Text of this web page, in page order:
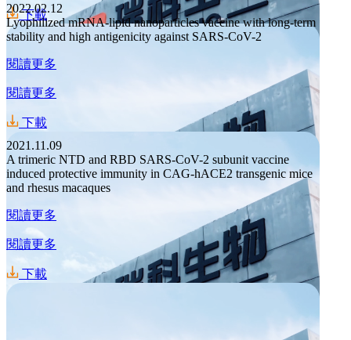
下載
2022.02.12
Lyophilized mRNA-lipid nanoparticles vaccine with long-term
stability and high antigenicity against SARS-CoV-2
閱讀更多
閱讀更多
下載
2021.11.09
A trimeric NTD and RBD SARS-CoV-2 subunit vaccine
induced protective immunity in CAG-hACE2 transgenic mice
and rhesus macaques
閱讀更多
閱讀更多
下載
招標公告